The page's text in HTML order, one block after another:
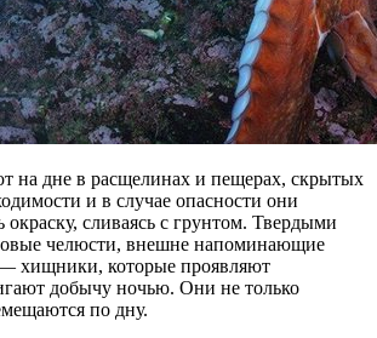
на дне в расщелинах и пещерах, скрытых
и в случае опасности они
окраску, сливаясь с грунтом. Твердыми
челюсти, внешне напоминающие
хищники, которые проявляют
добычу ночью. Они не только
по дну.